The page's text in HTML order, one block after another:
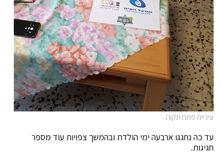
עיריית פתח תקוה
עד כה נחגגו ארבעה ימי הולדת ובהמשך צפויות עוד מספר
חגיגות.